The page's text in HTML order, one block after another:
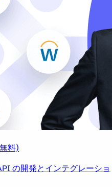
料)
の開発とインテグレーショ